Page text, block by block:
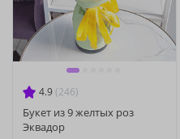
4.9 (246)
Букет из 9 желтых роз
Эквадор